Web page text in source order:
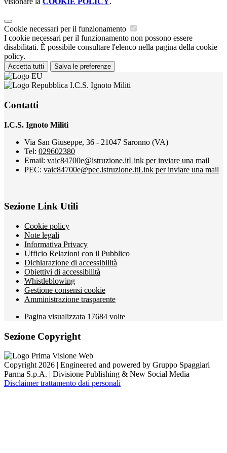
Cookie necessari per il funzionamento
I cookie necessari per il funzionamento non possono essere
disabilitati. È possibile consultare l'elenco nella pagina della cookie
policy.
Accetta tutti Salva le preferenze
I.C.S. Ignoto Militi
Contatti
I.C.S. Ignoto Militi
Via San Giuseppe, 36 - 21047 Saronno (VA)
Tel: 029602380
Email: vaic84700e@istruzione.itLink per inviare una mail
PEC: vaic84700e@pec.istruzione.itLink per inviare una mail
Sezione Link Utili
Cookie policy
Note legali
Informativa Privacy
Ufficio Relazioni con il Pubblico
Dichiarazione di accessibilità
Obiettivi di accessibilità
Whistleblowing
Gestione consensi cookie
Amministrazione trasparente
Pagina visualizzata 17684 volte
Sezione Copyright
Copyright 2026 | Engineered and powered by Gruppo Spaggiari
Parma S.p.A. | Divisione Publishing & New Social Media
Disclaimer trattamento dati personali